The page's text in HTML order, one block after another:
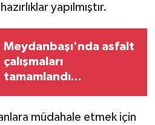
yapılmıştır.
Meydanbaşı'nda asfalt
çalışmaları
tamamlandı...
müdahale etmek için